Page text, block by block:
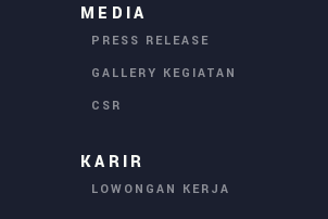
MEDIA
PRESS RELEASE
GALLERY KEGIATAN
CSR
KARIR
LOWONGAN KERJA